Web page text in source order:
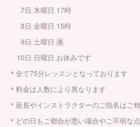
7日 木曜日 17時
8日 金曜日 15時
9日 土曜日 🈵
10日 日曜日 お休みです
＊全て75分レッスンとなっております
＊料金は人数により異なります
＊延長やインストラクターのご指名はご
＊どの日もご都合が悪い場合やご不明な